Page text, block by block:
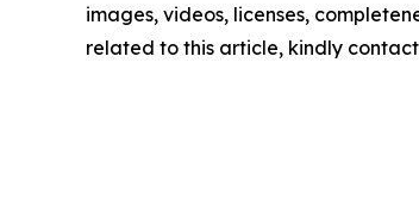
images, videos, licenses,
related to this article, kindly